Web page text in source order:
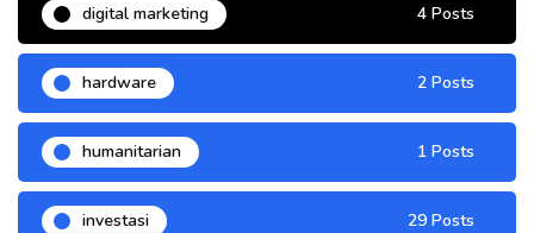
digital marketing 4 Posts
hardware 2 Posts
humanitarian 1 Posts
investasi 29 Posts